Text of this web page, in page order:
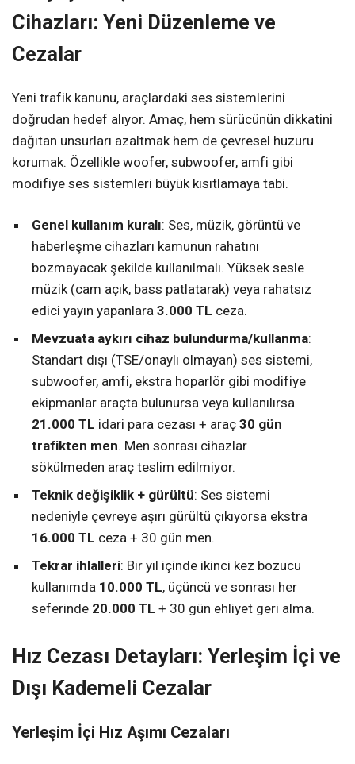
Cihazları: Yeni Düzenleme ve
Cezalar
Yeni trafik kanunu, araçlardaki ses sistemlerini
doğrudan hedef alıyor. Amaç, hem sürücünün dikkatini
dağıtan unsurları azaltmak hem de çevresel huzuru
korumak. Özellikle woofer, subwoofer, amfi gibi
modifiye ses sistemleri büyük kısıtlamaya tabi.
Genel kullanım kuralı: Ses, müzik, görüntü ve
haberleşme cihazları kamunun rahatını
bozmayacak şekilde kullanılmalı. Yüksek sesle
müzik (cam açık, bass patlatarak) veya rahatsız
edici yayın yapanlara 3.000 TL ceza.
Mevzuata aykırı cihaz bulundurma/kullanma:
Standart dışı (TSE/onaylı olmayan) ses sistemi,
subwoofer, amfi, ekstra hoparlör gibi modifiye
ekipmanlar araçta bulunursa veya kullanılırsa
21.000 TL idari para cezası + araç 30 gün
trafikten men. Men sonrası cihazlar
sökülmeden araç teslim edilmiyor.
Teknik değişiklik + gürültü: Ses sistemi
nedeniyle çevreye aşırı gürültü çıkıyorsa ekstra
16.000 TL ceza + 30 gün men.
Tekrar ihlalleri: Bir yıl içinde ikinci kez bozucu
kullanımda 10.000 TL, üçüncü ve sonrası her
seferinde 20.000 TL + 30 gün ehliyet geri alma.
Hız Cezası Detayları: Yerleşim İçi ve
Dışı Kademeli Cezalar
Yerleşim İçi Hız Aşımı Cezaları